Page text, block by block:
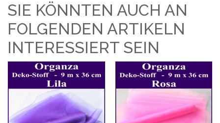
SIE KÖNNTEN AUCH AN
FOLGENDEN ARTIKELN
INTERESSIERT SEIN